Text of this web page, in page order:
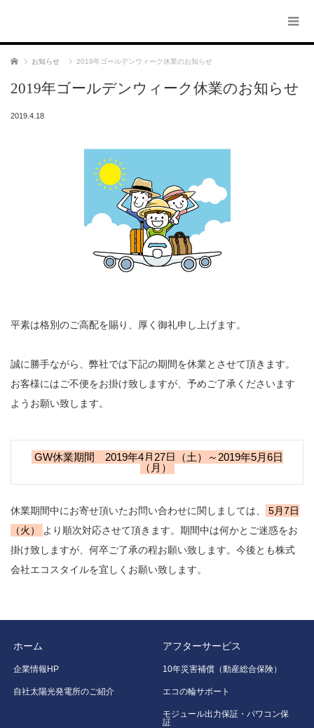
ホーム お知らせ 2019年ゴールデンウィーク休業のお知らせ
2019年ゴールデンウィーク休業のお知らせ
2019.4.18
平素は格別のご高配を賜り、厚く御礼申し上げます。
誠に勝手ながら、弊社では下記の期間を休業とさせて頂きます。
お客様にはご不便をお掛け致しますが、予めご了承くださいます
ようお願い致します。
GW休業期間 2019年4月27日（土）～2019年5月6日
（月）
休業期間中にお寄せ頂いたお問い合わせに関しましては、
5月7日
（火）
より順次対応させて頂きます。期間中は何かとご迷惑をお
掛け致しますが、何卒ご了承の程お願い致します。今後とも株式
会社エコスタイルを宜しくお願い致します。
ホーム
企業情報HP
自社太陽光発電所のご紹介
アフターサービス
10年災害補償（動産総合保険）
エコの輪サポート
モジュール出力保証・パワコン保
証